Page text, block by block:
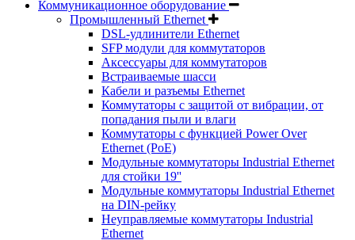
Коммуникационное оборудование
Промышленный Ethernet
DSL-удлинители Ethernet
SFP модули для коммутаторов
Аксессуары для коммутаторов
Встраиваемые шасси
Кабели и разъемы Ethernet
Коммутаторы с защитой от вибрации, от
попадания пыли и влаги
Коммутаторы с функцией Power Over
Ethernet (PoE)
Модульные коммутаторы Industrial Ethernet
для стойки 19''
Модульные коммутаторы Industrial Ethernet
на DIN-рейку
Неуправляемые коммутаторы Industrial
Ethernet